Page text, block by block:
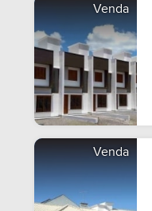
Venda
Venda